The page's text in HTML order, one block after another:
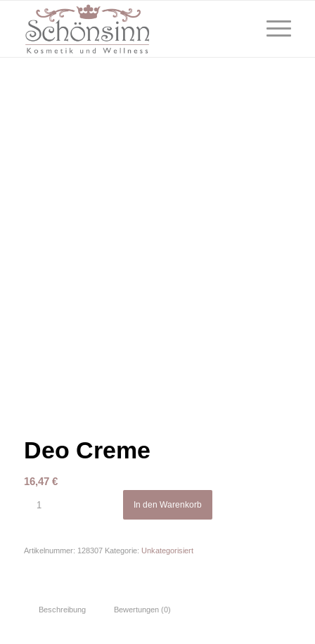
Deo Creme
16,47 €
In den Warenkorb
Artikelnummer: 128307 Kategorie: Unkategorisiert
Beschreibung Bewertungen (0)